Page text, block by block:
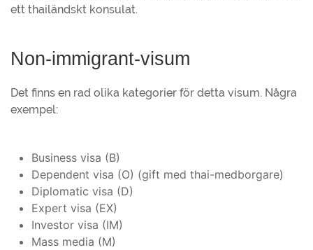
ett thailändskt konsulat.
Non-immigrant-visum
Det finns en rad olika kategorier för detta visum. Några
exempel:
Business visa (B)
Dependent visa (O) (gift med thai-medborgare)
Diplomatic visa (D)
Expert visa (EX)
Investor visa (IM)
Mass media (M)